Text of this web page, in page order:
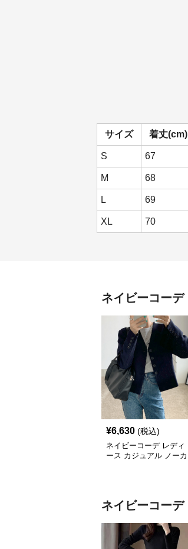
サイズ 着丈(cm)
S 67
M 68
L 69
XL 70
ネイビーコーデ
¥6,630 (税込)
ネイビーコーデ レディ
ース カジュアル ノーカ
ネイビーコーデ